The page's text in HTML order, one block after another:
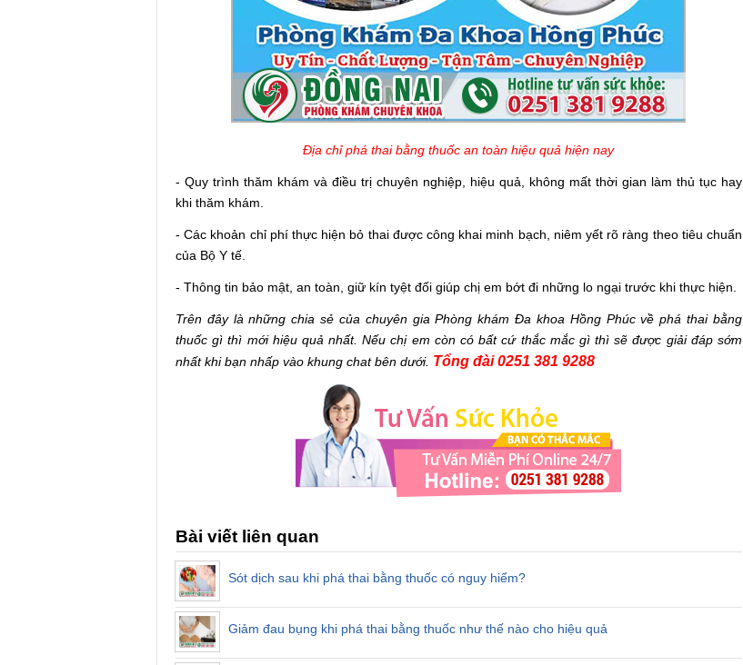
Địa chỉ phá thai bằng thuốc an toàn hiệu quả hiện nay
- Quy trình thăm khám và điều trị chuyên nghiệp, hiệu quả, không mất thời gian làm thủ tục hay
khi thăm khám.
- Các khoản chỉ phí thực hiện bỏ thai được công khai minh bạch, niêm yết rõ ràng theo tiêu chuẩn
của Bộ Y tế.
- Thông tin bảo mật, an toàn, giữ kín tyệt đối giúp chị em bớt đi những lo ngại trước khi thực hiện.
Trên đây là những chia sẻ của chuyên gia Phòng khám Đa khoa Hồng Phúc về phá thai bằng
thuốc gì thì mới hiệu quả nhất. Nếu chị em còn có bất cứ thắc mắc gì thì sẽ được giải đáp sớm
nhất khi bạn nhấp vào khung chat bên dưới. Tổng đài 0251 381 9288
Bài viết liên quan
Sót dịch sau khi phá thai bằng thuốc có nguy hiểm?
Giảm đau bụng khi phá thai bằng thuốc như thế nào cho hiệu quả